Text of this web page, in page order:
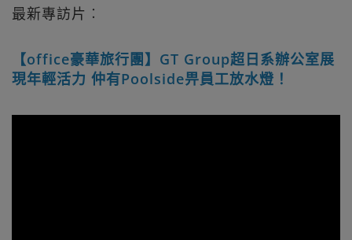
最新專訪片︰
【office豪華旅行團】GT Group超日系辦公室展
現年輕活力 仲有Poolside畀員工放水燈！